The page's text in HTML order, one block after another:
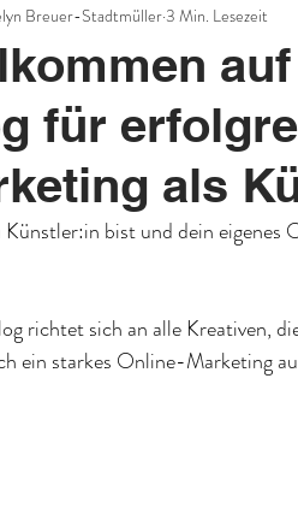
für
als
Breuer-Stadtmüller3 Min. Lesezeit
bist und dein eigenes
richtet sich an alle Kreativen,
ein starkes Online-Marketing